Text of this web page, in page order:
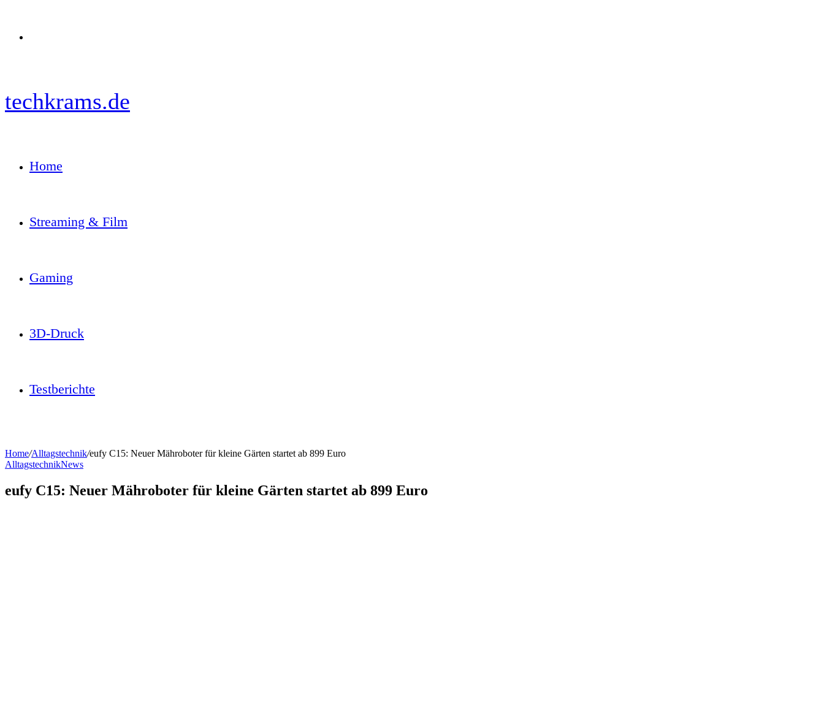
techkrams.de
Home
Streaming & Film
Gaming
3D-Druck
Testberichte
Home/Alltagstechnik/eufy C15: Neuer Mähroboter für kleine Gärten startet ab 899 Euro
AlltagstechnikNews
eufy C15: Neuer Mähroboter für kleine Gärten startet ab 899 Euro